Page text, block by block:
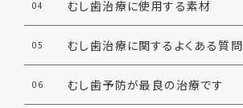
04 むし歯治療に使用する素材
05 むし歯治療に関するよくある質問
06 むし歯予防が最良の治療です